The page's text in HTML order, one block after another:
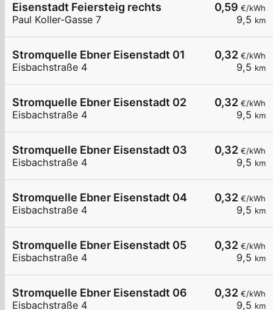
0,59 €/kWh
9,5 km
Eisenstadt Feiersteig rechts
Paul Koller-Gasse 7
0,32 €/kWh
9,5 km
Stromquelle Ebner Eisenstadt 01
Eisbachstraße 4
0,32 €/kWh
9,5 km
Stromquelle Ebner Eisenstadt 02
Eisbachstraße 4
0,32 €/kWh
9,5 km
Stromquelle Ebner Eisenstadt 03
Eisbachstraße 4
0,32 €/kWh
9,5 km
Stromquelle Ebner Eisenstadt 04
Eisbachstraße 4
0,32 €/kWh
9,5 km
Stromquelle Ebner Eisenstadt 05
Eisbachstraße 4
0,32 €/kWh
9,5 km
Stromquelle Ebner Eisenstadt 06
Eisbachstraße 4